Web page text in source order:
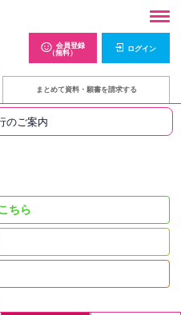
会員登録
（無料）
ログイン
まとめて資料・願書を請求する
のご案内
ちら